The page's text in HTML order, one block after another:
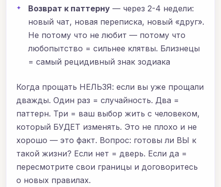
Возврат к паттерну — через 2-4 недели:
новый чат, новая переписка, новый «друг».
Не потому что не любит — потому что
любопытство = сильнее клятвы. Близнецы
= самый рецидивный знак зодиака
Когда прощать НЕЛЬЗЯ: если вы уже прощали
дважды. Один раз = случайность. Два =
паттерн. Три = ваш выбор жить с человеком,
который БУДЕТ изменять. Это не плохо и не
хорошо — это факт. Вопрос: готовы ли ВЫ к
такой жизни? Если нет = дверь. Если да =
пересмотрите свои границы и договоритесь
о новых правилах.